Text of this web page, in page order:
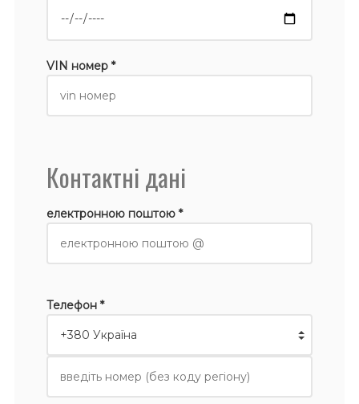
VIN номер *
Контактні дані
електронною поштою *
Телефон *